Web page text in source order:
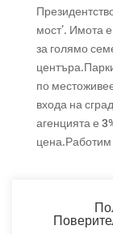
мост’. Имота
за голямо
по
входа на
агенцията е
цена.Работим